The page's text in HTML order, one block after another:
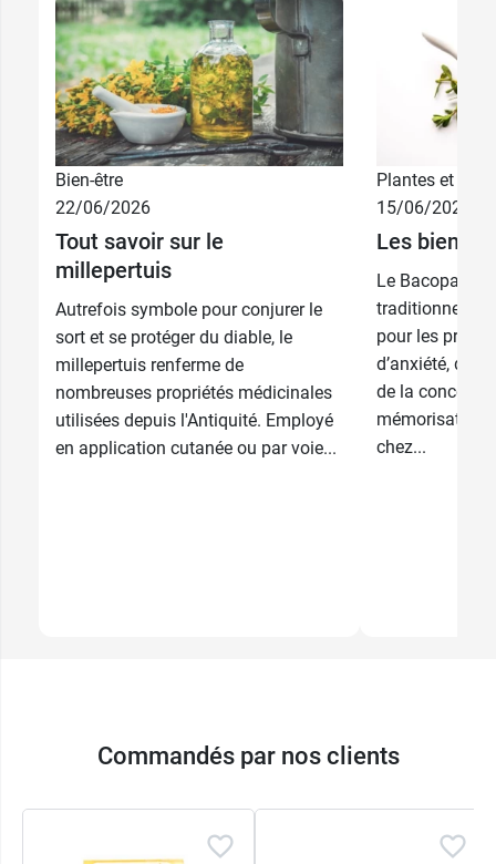
Weleda W146 granules
Voie orale uniquement
Vous ne devez pas utiliser ce médicament
homéopathique après la date de péremption qui
figure sur le tube.
granules)
5 CH 2,59 €
7 CH 2,59 €
9 CH 2,59 €
30 CH 2,59 €
Bien-être
22/06/2026
Tout savoir sur le
millepertuis
Autrefois symbole pour conjurer le
sort et se protéger du diable, le
millepertuis renferme de
nombreuses propriétés médicinales
utilisées depuis l'Antiquité. Employé
en application cutanée ou par voie...
Plantes et
15/06/2026
Les
Le Bacopa est
traditionnelle
pour les
d’anxiété, de
de la
mémorisation.
chez...
Commandés par nos clients